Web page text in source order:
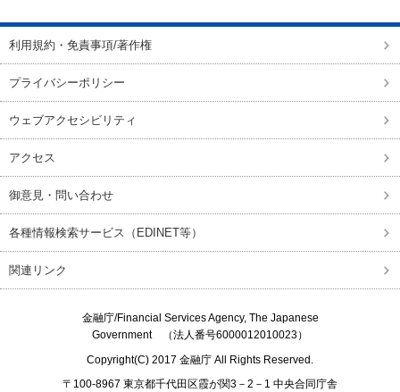
利用規約・免責事項/著作権
プライバシーポリシー
ウェブアクセシビリティ
アクセス
御意見・問い合わせ
各種情報検索サービス（EDINET等）
関連リンク
金融庁/Financial Services Agency, The Japanese
Government（法人番号6000012010023）
Copyright(C) 2017 金融庁 All Rights Reserved.
〒100-8967 東京都千代田区霞が関3－2－1 中央合同庁舎